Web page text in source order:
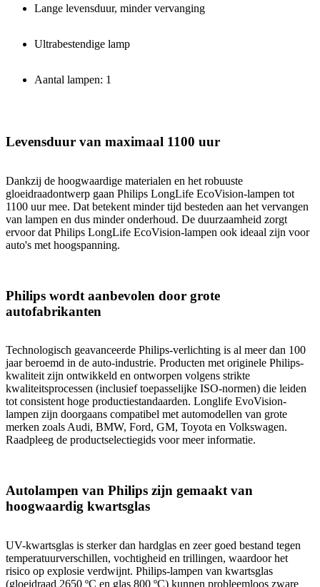
Lange levensduur, minder vervanging
Ultrabestendige lamp
Aantal lampen: 1
Levensduur van maximaal 1100 uur
Dankzij de hoogwaardige materialen en het robuuste
gloeidraadontwerp gaan Philips LongLife EcoVision-lampen tot
1100 uur mee. Dat betekent minder tijd besteden aan het vervangen
van lampen en dus minder onderhoud. De duurzaamheid zorgt
ervoor dat Philips LongLife EcoVision-lampen ook ideaal zijn voor
auto's met hoogspanning.
Philips wordt aanbevolen door grote
autofabrikanten
Technologisch geavanceerde Philips-verlichting is al meer dan 100
jaar beroemd in de auto-industrie. Producten met originele Philips-
kwaliteit zijn ontwikkeld en ontworpen volgens strikte
kwaliteitsprocessen (inclusief toepasselijke ISO-normen) die leiden
tot consistent hoge productiestandaarden. Longlife EvoVision-
lampen zijn doorgaans compatibel met automodellen van grote
merken zoals Audi, BMW, Ford, GM, Toyota en Volkswagen.
Raadpleeg de productselectiegids voor meer informatie.
Autolampen van Philips zijn gemaakt van
hoogwaardig kwartsglas
UV-kwartsglas is sterker dan hardglas en zeer goed bestand tegen
temperatuurverschillen, vochtigheid en trillingen, waardoor het
risico op explosie verdwijnt. Philips-lampen van kwartsglas
(gloeidraad 2650 ºC en glas 800 ºC) kunnen probleemloos zware